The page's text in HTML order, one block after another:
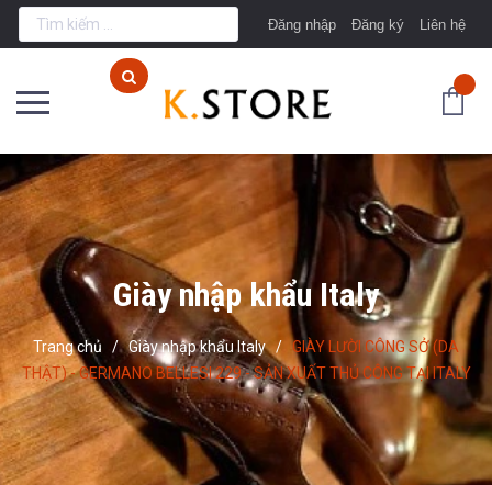
Đăng nhập Đăng ký Liên hệ
Giày nhập khẩu Italy
Trang chủ / Giày nhập khẩu Italy / GIÀY LƯỜI CÔNG SỞ (DA
THẬT) - GERMANO BELLESI 229 - SẢN XUẤT THỦ CÔNG TẠI ITALY